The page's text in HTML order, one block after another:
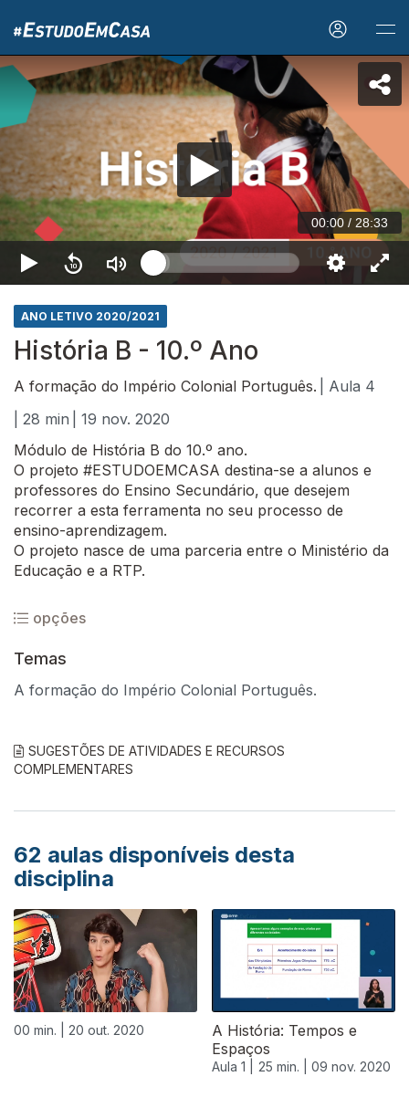
00:00 / 28:33
ANO LETIVO 2020/2021
História B - 10.º Ano
A formação do Império Colonial Português.
| Aula 4
| 28 min
| 19 nov. 2020
Módulo de História B do 10.º ano.
O projeto #ESTUDOEMCASA destina-se a alunos e
professores do Ensino Secundário, que desejem
recorrer a esta ferramenta no seu processo de
ensino-aprendizagem.
O projeto nasce de uma parceria entre o Ministério da
Educação e a RTP.
opções
Temas
A formação do Império Colonial Português.
SUGESTÕES DE ATIVIDADES E RECURSOS
COMPLEMENTARES
62 aulas disponíveis desta
disciplina
00 min. | 20 out. 2020
A História: Tempos e
Espaços
Aula 1 | 25 min. | 09 nov. 2020